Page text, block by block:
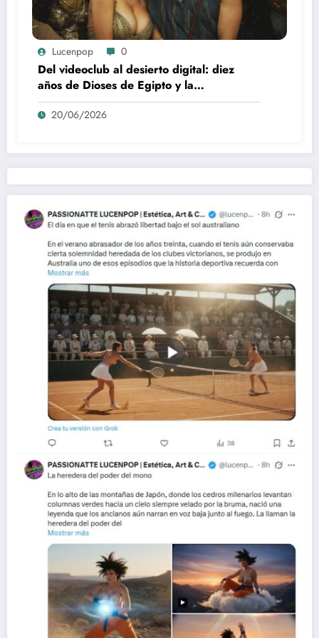
Lucenpop 0
Del videoclub al desierto digital: diez
años de Dioses de Egipto y la
desaparición del blockbuster sin
complejos
20/06/2026